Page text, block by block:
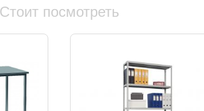
Стоит посмотреть